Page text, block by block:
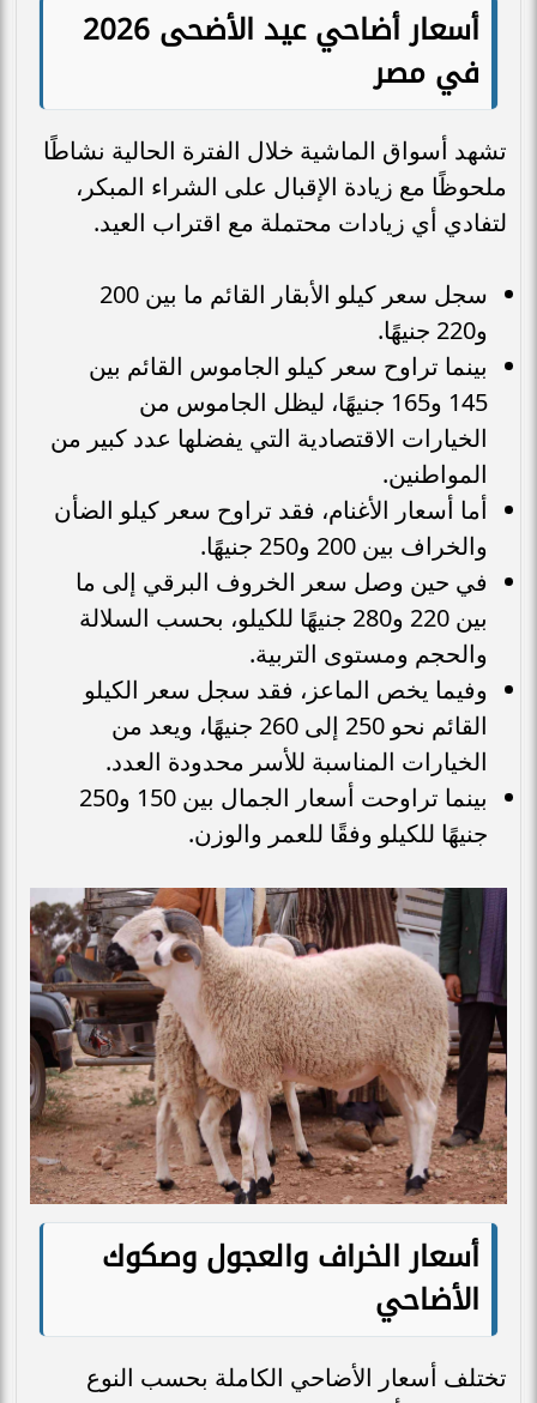
أسعار أضاحي عيد الأضحى 2026
في مصر
تشهد أسواق الماشية خلال الفترة الحالية نشاطًا
ملحوظًا مع زيادة الإقبال على الشراء المبكر،
لتفادي أي زيادات محتملة مع اقتراب العيد.
سجل سعر كيلو الأبقار القائم ما بين 200
و220 جنيهًا.
بينما تراوح سعر كيلو الجاموس القائم بين
145 و165 جنيهًا، ليظل الجاموس من
الخيارات الاقتصادية التي يفضلها عدد كبير من
المواطنين.
أما أسعار الأغنام، فقد تراوح سعر كيلو الضأن
والخراف بين 200 و250 جنيهًا.
في حين وصل سعر الخروف البرقي إلى ما
بين 220 و280 جنيهًا للكيلو، بحسب السلالة
والحجم ومستوى التربية.
وفيما يخص الماعز، فقد سجل سعر الكيلو
القائم نحو 250 إلى 260 جنيهًا، ويعد من
الخيارات المناسبة للأسر محدودة العدد.
بينما تراوحت أسعار الجمال بين 150 و250
جنيهًا للكيلو وفقًا للعمر والوزن.
أسعار الخراف والعجول وصكوك
الأضاحي
تختلف أسعار الأضاحي الكاملة بحسب النوع